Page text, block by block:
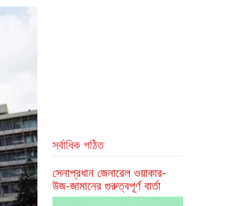
সর্বাধিক পঠিত
সেনাপ্রধান জেনারেল ওয়াকার-
উজ-জামানের গুরুত্বপূর্ণ বার্তা